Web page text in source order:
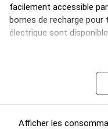
facilement accessible
bornes de recharge
électrique sont
Étage Type
Afficher les